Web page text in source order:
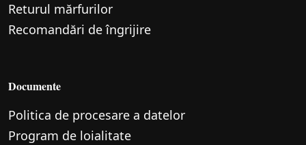
Returul mărfurilor
Recomandări de îngrijire
Documente
Politica de procesare a datelor
Program de loialitate